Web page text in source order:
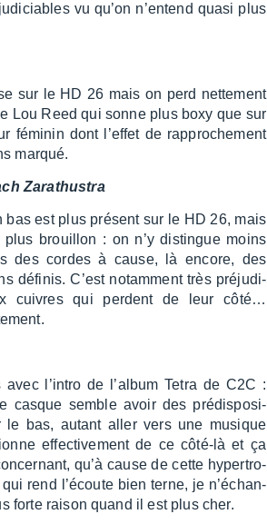
vu qu’on n’en­tend quasi plus
sur le HD 26 mais on perd nette­ment
Lou Reed qui sonne plus boxy que sur
fémi­nin dont l’ef­fet de rappro­che­ment
marqué.
Zara­thus­tra
bas est plus présent sur le HD 26, mais
plus brouillon : on n’y distingue moins
des cordes à cause, là encore, des
défi­nis. C’est notam­ment très préju­di­
cuivres qui perdent de leur côté…
avec l’in­tro de l’al­bum Tetra de C2C :
casque semble avoir des prédis­po­si­
le bas, autant aller vers une musique
effec­ti­ve­ment de ce côté-là et ça
qu’à cause de cette hyper­tro­
rend l’écoute bien terne, je n’échan­
forte raison quand il est plus cher.